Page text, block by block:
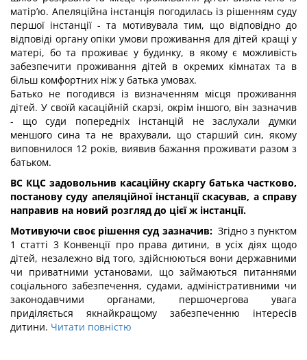
матір’ю. Апеляційна інстанція погодилась із рішенням суду
першої інстанції - та мотивувала тим, що відповідно до
відповіді органу опіки умови проживання для дітей кращі у
матері, бо та проживає у будинку, в якому є можливість
забезпечити проживання дітей в окремих кімнатах та в
більш комфортних ніж у батька умовах.
Батько не погодився із визначенням місця проживання
дітей. У своїй касаційній скарзі, окрім іншого, він зазначив
- що суди попередніх інстанцій не заслухали думки
меншого сина та не врахували, що старший син, якому
виповнилося 12 років, виявив бажання проживати разом з
батьком.
ВС КЦС задовольнив касаційну скаргу батька частково,
постанову суду апеляційної інстанції скасував, а справу
направив на новий розгляд до цієї ж інстанції.
Мотивуючи своє рішення суд зазначив: Згідно з пунктом
1 статті 3 Конвенції про права дитини, в усіх діях щодо
дітей, незалежно від того, здійснюються вони державними
чи приватними установами, що займаються питаннями
соціального забезпечення, судами, адміністративними чи
законодавчими органами, першочергова увага
приділяється якнайкращому забезпеченню інтересів
дитини. Читати повністю